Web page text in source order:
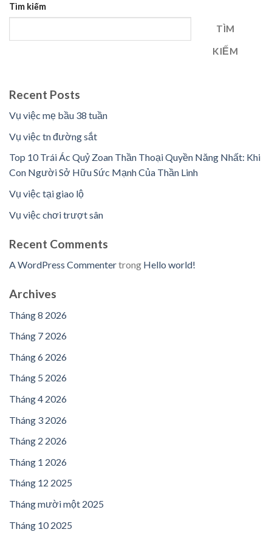
Tìm kiếm
TÌM
KIẾM
Recent Posts
Vụ việc mẹ bầu 38 tuần
Vụ việc tn đường sắt
Top 10 Trái Ác Quỷ Zoan Thần Thoại Quyền Năng Nhất: Khi
Con Người Sở Hữu Sức Mạnh Của Thần Linh
Vụ việc tại giao lộ
Vụ việc chơi trượt sân
Recent Comments
A WordPress Commentertrong Hello world!
Archives
Tháng 8 2026
Tháng 7 2026
Tháng 6 2026
Tháng 5 2026
Tháng 4 2026
Tháng 3 2026
Tháng 2 2026
Tháng 1 2026
Tháng 12 2025
Tháng mười một 2025
Tháng 10 2025